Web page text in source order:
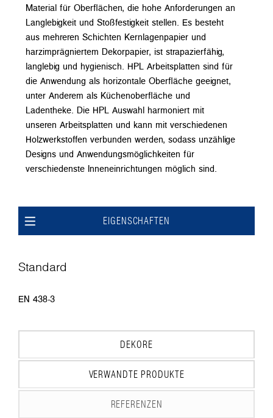
Material für Oberflächen, die hohe Anforderungen an
Langlebigkeit und Stoßfestigkeit stellen. Es besteht
aus mehreren Schichten Kernlagenpapier und
harzimprägniertem Dekorpapier, ist strapazierfähig,
langlebig und hygienisch. HPL Arbeitsplatten sind für
die Anwendung als horizontale Oberfläche geeignet,
unter Anderem als Küchenoberfläche und
Ladentheke. Die HPL Auswahl harmoniert mit
unseren Arbeitsplatten und kann mit verschiedenen
Holzwerkstoffen verbunden werden, sodass unzählige
Designs und Anwendungsmöglichkeiten für
verschiedenste Inneneinrichtungen möglich sind.
EIGENSCHAFTEN
Standard
EN 438-3
DEKORE
VERWANDTE PRODUKTE
REFERENZEN